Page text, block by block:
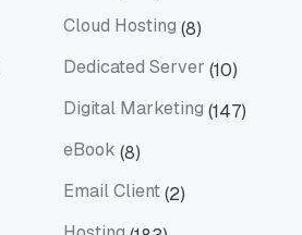
Cloud Hosting (8)
Dedicated Server (10)
Digital Marketing (147)
eBook (8)
Email Client(2)